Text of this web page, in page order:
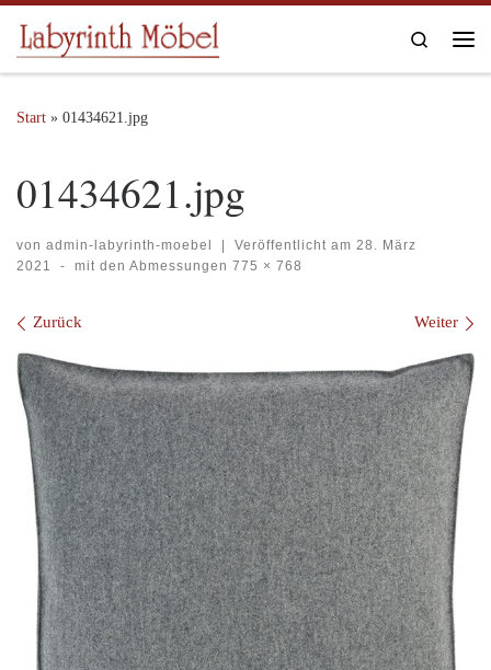
Zum Inhalt springen
Search
Start » 01434621.jpg
01434621.jpg
von admin-labyrinth-moebel | Veröffentlicht am 28. März
2021
- mit den Abmessungen 775 × 768
Bilder Navigation
Zurück Weiter